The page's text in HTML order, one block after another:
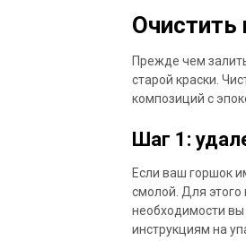
Прежде чем
старой краски.
композиций с
Шаг 1:
Если ваш горшок
смолой. Для
необходимости
инструкциям на